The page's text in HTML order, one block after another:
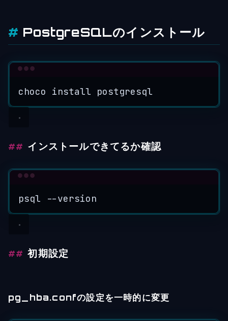
PostgreSQLのインストール
choco install postgresql
インストールできてるか確認
psql --version
初期設定
pg_hba.confの設定を一時的に変更